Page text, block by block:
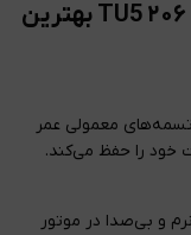
چرا تسمه تایم پاورگریپ برای پژو ۲۰۶ TU5 بهترین
تسمه‌های معمولی عمر
خود را حفظ می‌کند.
و بی‌صدا در موتور